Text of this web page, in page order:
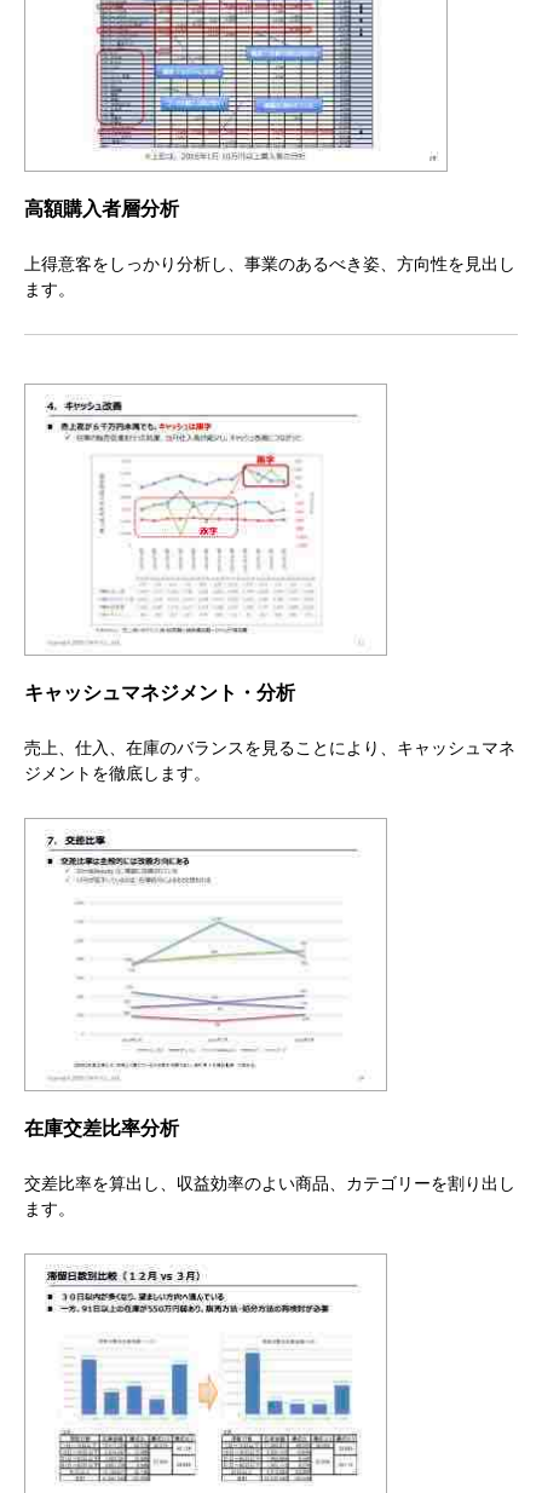
高額購入者層分析
上得意客をしっかり分析し、事業のあるべき姿、方向性を見出し
ます。
キャッシュマネジメント・分析
売上、仕入、在庫のバランスを見ることにより、キャッシュマネ
ジメントを徹底します。
在庫交差比率分析
交差比率を算出し、収益効率のよい商品、カテゴリーを割り出し
ます。